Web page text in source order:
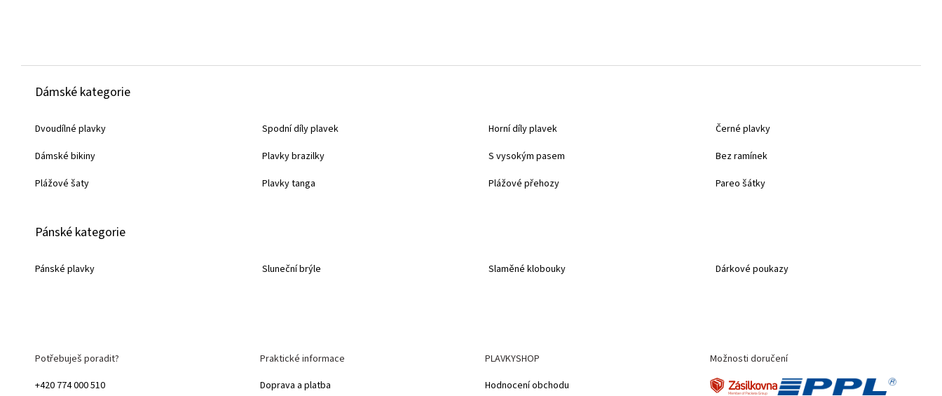
Dámské kategorie
Dvoudílné plavky
Dámské bikiny
Plážové šaty
Spodní díly plavek
Plavky brazilky
Plavky tanga
Horní díly plavek
S vysokým pasem
Plážové přehozy
Černé plavky
Bez ramínek
Pareo šátky
Pánské kategorie
Pánské plavky Sluneční brýle Slaměné klobouky Dárkové poukazy
Potřebuješ poradit?
+420 774 000 510
Praktické informace
Doprava a platba
PLAVKYSHOP
Hodnocení obchodu
Možnosti doručení